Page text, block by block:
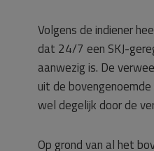
Volgens de indiener
dat 24/7 een SKJ-
aanwezig is. De
uit de
wel degelijk door de
Op grond van al het